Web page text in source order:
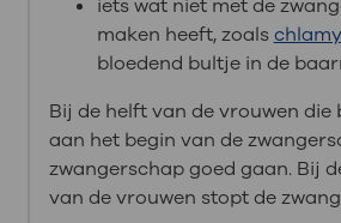
iets wat niet met de
maken heeft, zoals
bloedend bultje in de
Bij de helft van de vrouwen die
aan het begin van de
zwangerschap goed gaan. Bij
van de vrouwen stopt de